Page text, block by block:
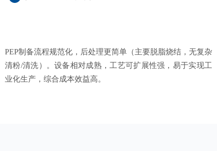
PEP制备流程规范化，后处理更简单（主要脱脂烧结，无复杂
清粉/清洗）。设备相对成熟，工艺可扩展性强，易于实现工
业化生产，综合成本效益高。